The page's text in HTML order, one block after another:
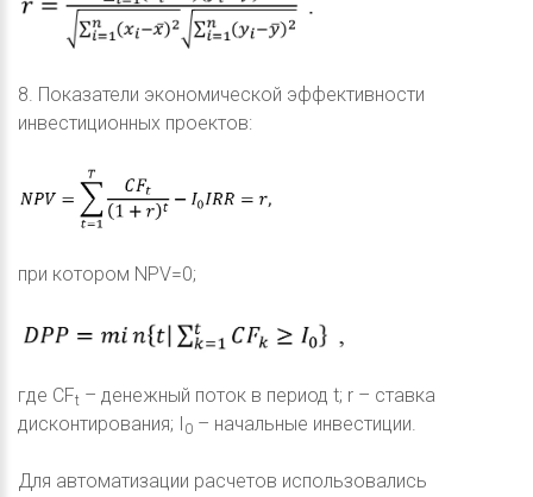
8. Показатели экономической эффективности
инвестиционных проектов:
при котором NPV=0;
где CFt – денежный поток в период t; r – ставка
дисконтирования; I 0 – начальные инвестиции.
Для автоматизации расчетов использовались